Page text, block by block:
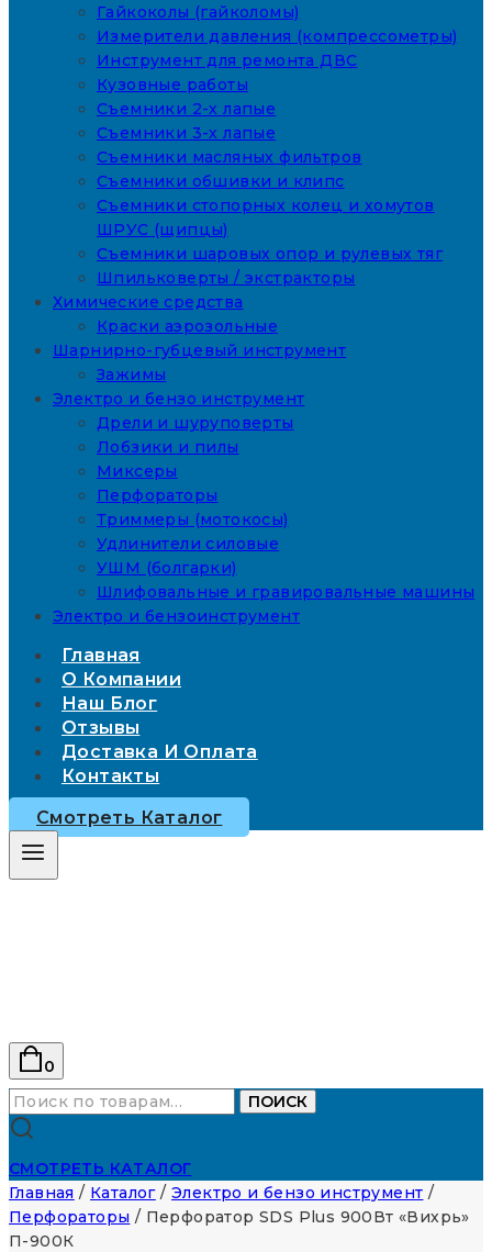
Гайкоколы (гайколомы)
Измерители давления (компрессометры)
Инструмент для ремонта ДВС
Кузовные работы
Съемники 2-х лапые
Съемники 3-х лапые
Съемники масляных фильтров
Съемники обшивки и клипс
Съемники стопорных колец и хомутов
ШРУС (щипцы)
Съемники шаровых опор и рулевых тяг
Шпильковерты / экстракторы
Химические средства
Краски аэрозольные
Шарнирно-губцевый инструмент
Зажимы
Электро и бензо инструмент
Дрели и шуруповерты
Лобзики и пилы
Миксеры
Перфораторы
Триммеры (мотокосы)
Удлинители силовые
УШМ (болгарки)
Шлифовальные и гравировальные машины
Электро и бензоинструмент
Главная
О Компании
Наш Блог
Отзывы
Доставка И Оплата
Контакты
Смотреть Каталог
0
Искать:
ПОИСК
СМОТРЕТЬ КАТАЛОГ
Главная / Каталог / Электро и бензо инструмент /
Перфораторы / Перфоратор SDS Plus 900Вт «Вихрь»
П-900К